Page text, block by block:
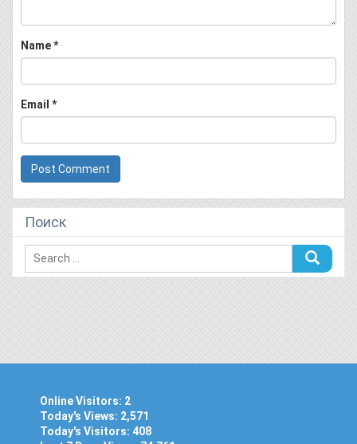
Name*
Email *
Поиск
Online Visitors: 2
Today's Views: 2,571
Today's Visitors: 408